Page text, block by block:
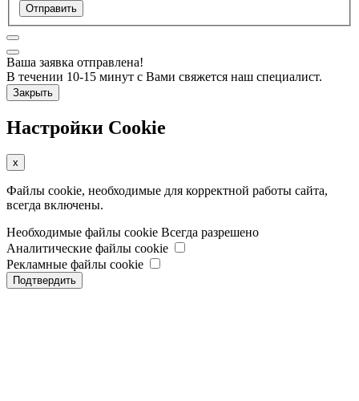
Отправить
Ваша заявка отправлена!
В течении 10-15 минут с Вами свяжется наш специалист.
Закрыть
Настройки Cookie
x
Файлы cookie, необходимые для корректной работы сайта,
всегда включены.
Необходимые файлы cookie Всегда разрешено
Аналитические файлы cookie
Рекламные файлы cookie
Подтвердить